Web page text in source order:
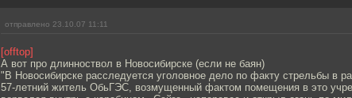
отправлено 23.10.07 11:11
[offtop]
А вот про длинноствол в Новосибирске (если не баян)
"В Новосибирске расследуется уголовное дело по факту стрельбы в
57-летний житель ОбьГЭС, возмущенный фактом помещения в это